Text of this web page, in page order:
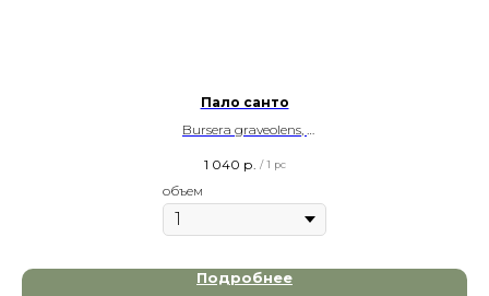
Пало санто
Bursera graveolens,
1 040 р. / 1 pc
объем
Подробнее